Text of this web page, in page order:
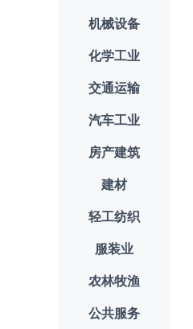
机械设备
化学工业
交通运输
汽车工业
房产建筑
建材
轻工纺织
服装业
农林牧渔
公共服务